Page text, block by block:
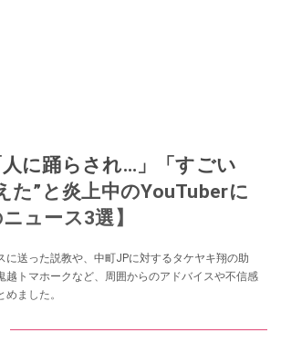
に踊らされ…」「すごい
た”と炎上中のYouTuberに
ュース3選】
に送った説教や、中町JPに対するタケヤキ翔の助
越トマホークなど、周囲からのアドバイスや不信感
ました。